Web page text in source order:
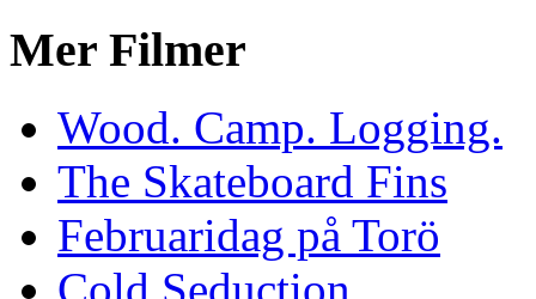
Mer Filmer
Wood. Camp. Logging.
The Skateboard Fins
Februaridag på Torö
Cold Seduction